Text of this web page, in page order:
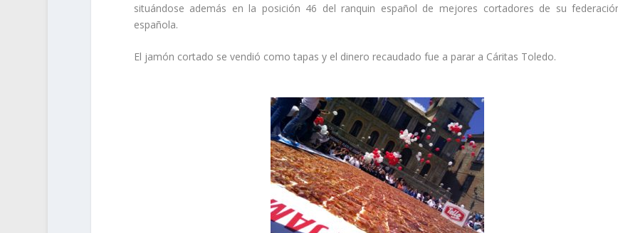
situándose además en la posición 46 del ranquin español de mejores cortadores de su
española.
El jamón cortado se vendió como tapas y el dinero recaudado fue a parar a Cáritas Toledo.